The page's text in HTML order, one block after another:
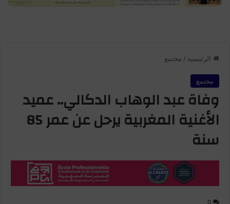
الرئيسية / مجتمع
مجتمع
وفاة عبد الوهاب الدكالي.. عميد
الأغنية المغربية يرحل عن عمر 85
سنة
0